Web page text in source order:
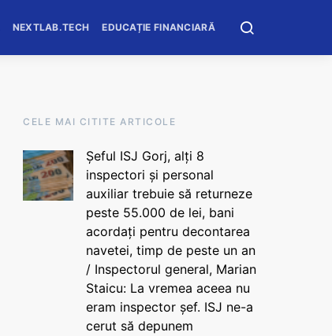
NEXTLAB.TECH EDUCAȚIE FINANCIARĂ
CELE MAI CITITE ARTICOLE
Șeful ISJ Gorj, alți 8
inspectori și personal
auxiliar trebuie să returneze
peste 55.000 de lei, bani
acordați pentru decontarea
navetei, timp de peste un an
/ Inspectorul general, Marian
Staicu: La vremea aceea nu
eram inspector șef. ISJ ne-a
cerut să depunem